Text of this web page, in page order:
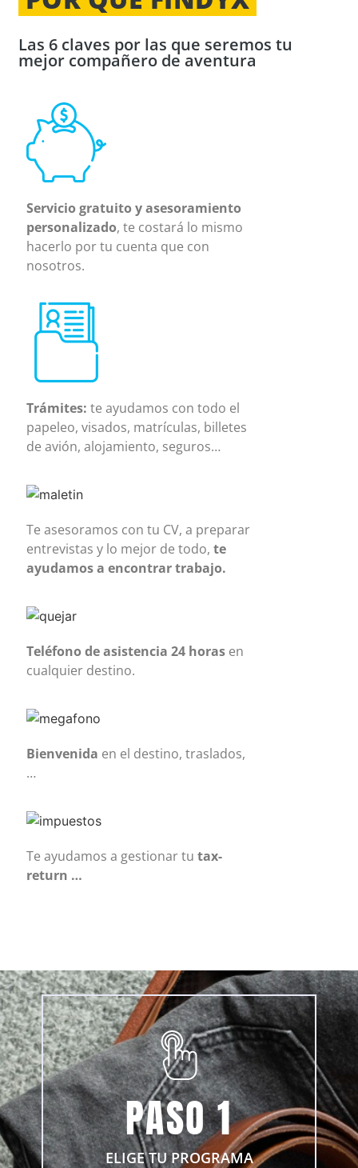
Las 6 claves por las que seremos tu
mejor compañero de aventura
Servicio gratuito y asesoramiento
personalizado, te costará lo mismo
hacerlo por tu cuenta que con
nosotros.
Trámites: te ayudamos con todo el
papeleo, visados, matrículas, billetes
de avión, alojamiento, seguros…
Te asesoramos con tu CV, a preparar
entrevistas y lo mejor de todo,te
ayudamos a encontrar trabajo.
Teléfono de asistencia 24 horas en
cualquier destino.
Bienvenida en el destino, traslados,
…
Te ayudamos a gestionar tutax-
return …
PASO 1
ELIGE TU PROGRAMA
ELIGE TU PROGRAMA
Lorem ipsum dolor sit amet conse ctetur
adipisicing elit, sed do eiusmod.
+ INFO